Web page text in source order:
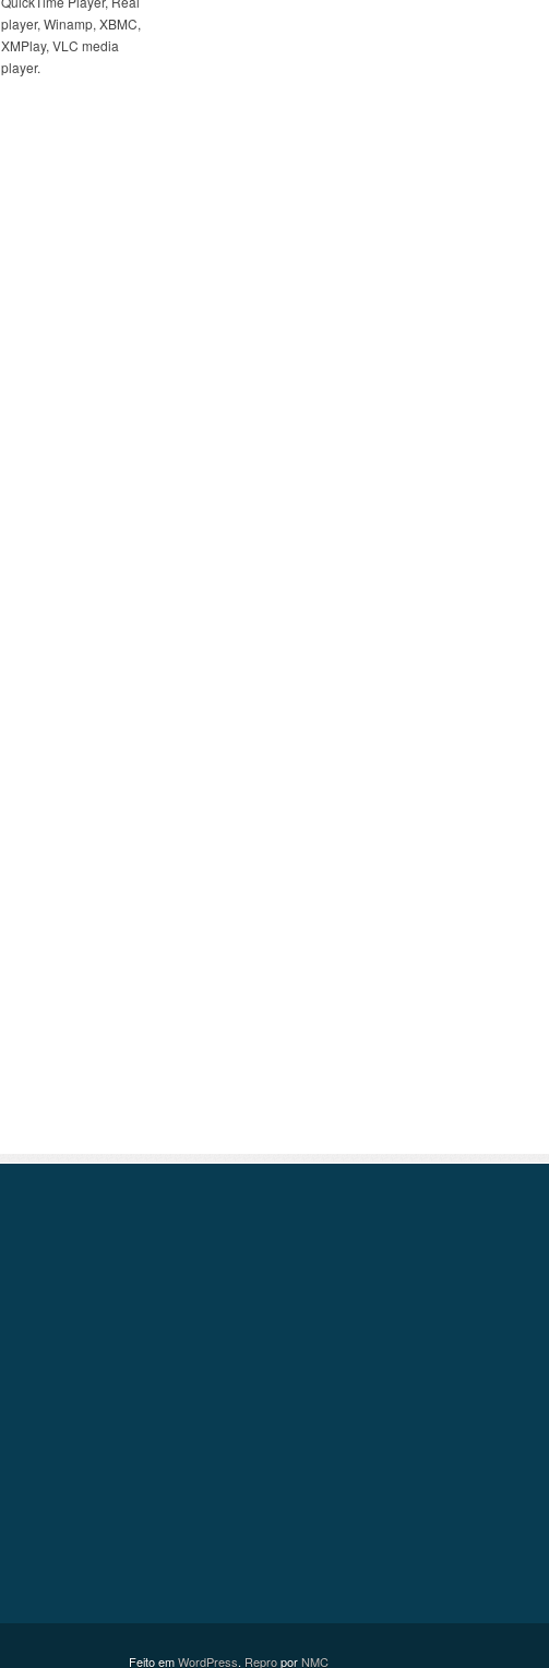
player, Winamp, XBMC,
XMPlay, VLC media
player.
Feito emWordPress. ReproporNMC